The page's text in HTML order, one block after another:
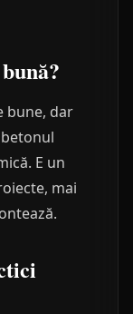
bune, dar
E un
mai